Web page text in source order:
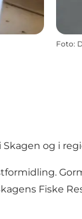
Foto:
og i
Fiske